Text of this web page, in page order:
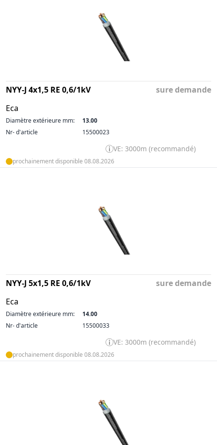
NYY-J 4x1,5 RE 0,6/1kV
Eca
sure demande
Diamètre extérieure mm:
13.00
Nr- d'article
15500023
VE: 3000m (recommandé)
prochainement disponible 08.08.2026
NYY-J 5x1,5 RE 0,6/1kV
Eca
sure demande
Diamètre extérieure mm:
14.00
Nr- d'article
15500033
VE: 3000m (recommandé)
prochainement disponible 08.08.2026